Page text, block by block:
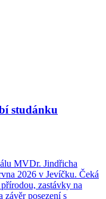
studánku
MVDr. Jindřicha
2026 v Jevíčku. Čeká
zastávky na
závěr posezení s